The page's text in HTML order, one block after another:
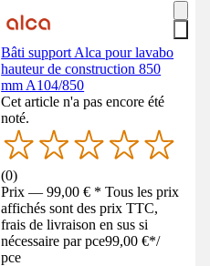
Bâti support Alca pour lavabo
hauteur de construction 850
mm A104/850
Cet article n'a pas encore été
noté.
(0)
Prix — 99,00 € * Tous les prix
affichés sont des prix TTC,
frais de livraison en sus si
nécessaire par pce99,00 €*/
pce